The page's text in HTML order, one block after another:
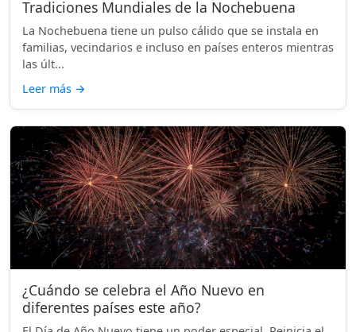
Tradiciones Mundiales de la Nochebuena
La Nochebuena tiene un pulso cálido que se instala en
familias, vecindarios e incluso en países enteros mientras
las últ...
Leer más →
¿Cuándo se celebra el Año Nuevo en
diferentes países este año?